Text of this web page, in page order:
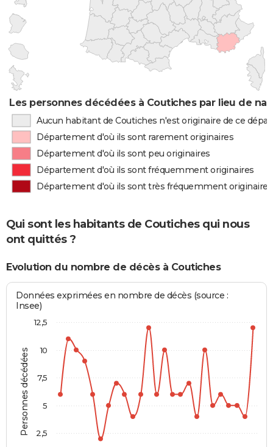
Les personnes décédées à Coutiches par lieu de
Aucun habitant de Coutiches n'est originaire de ce
Département d'où ils sont rarement originaires
Département d'où ils sont peu originaires
Département d'où ils sont fréquemment originaires
Département d'où ils sont très fréquemment originaires
Qui sont les habitants de Coutiches qui nous
ont quittés ?
Evolution du nombre de décès à Coutiches
Personnes décédées
Données exprimées en nombre de décès (source :
Insee)
2,5
5
7,5
10
12,5